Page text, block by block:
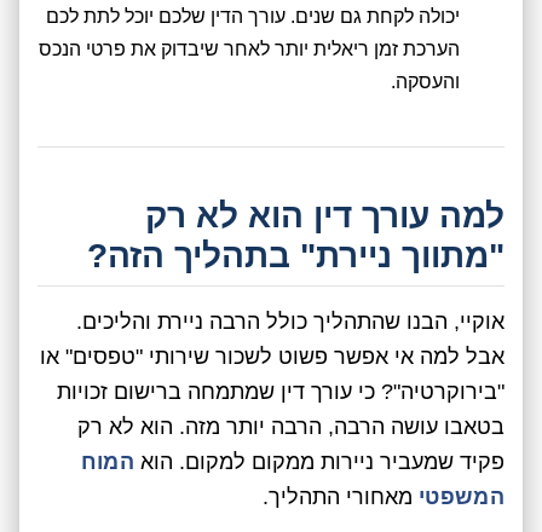
יכולה לקחת גם שנים. עורך הדין שלכם יוכל לתת לכם
הערכת זמן ריאלית יותר לאחר שיבדוק את פרטי הנכס
והעסקה.
למה עורך דין הוא לא רק
"מתווך ניירת" בתהליך הזה?
אוקיי, הבנו שהתהליך כולל הרבה ניירת והליכים.
אבל למה אי אפשר פשוט לשכור שירותי "טפסים" או
"בירוקרטיה"? כי עורך דין שמתמחה ברישום זכויות
בטאבו עושה הרבה, הרבה יותר מזה. הוא לא רק
פקיד שמעביר ניירות ממקום למקום. הוא המוח
המשפטי מאחורי התהליך.